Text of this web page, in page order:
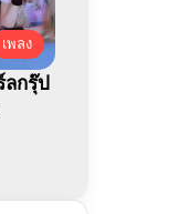
เพลง
ลกรุ๊ป